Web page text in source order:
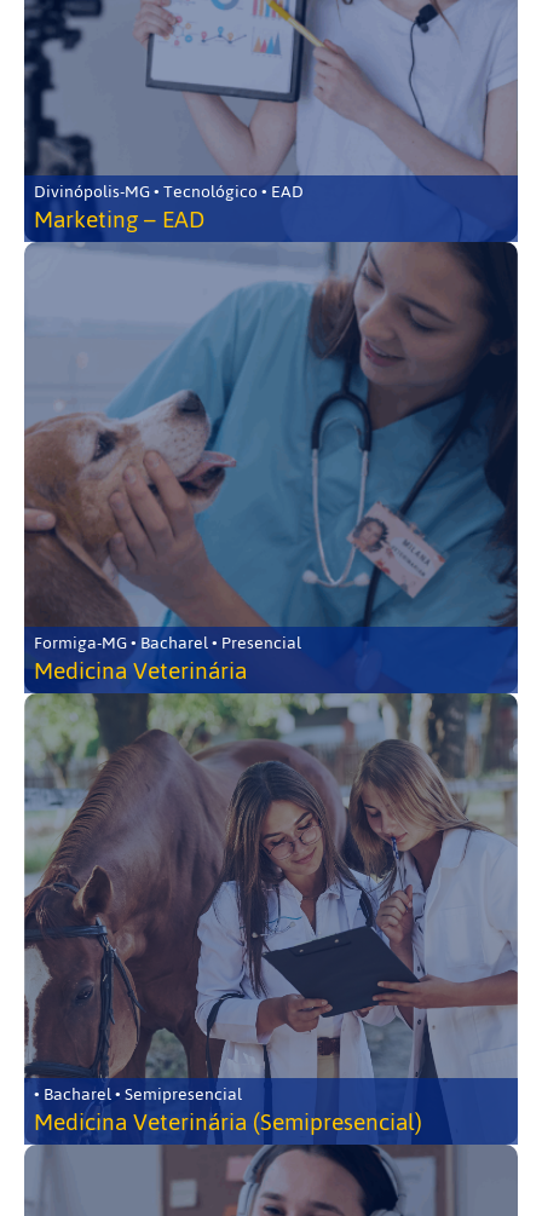
Divinópolis-MG • Tecnológico • EAD
Marketing – EAD
Formiga-MG • Bacharel • Presencial
Medicina Veterinária
• Bacharel • Semipresencial
Medicina Veterinária (Semipresencial)